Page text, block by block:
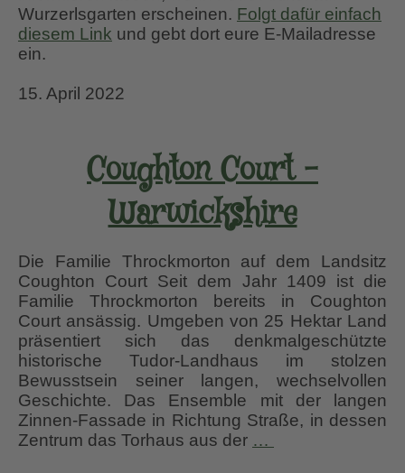
Garten-
Mythos
Wurzerlsgarten erscheinen. Folgt dafür einfach
diesem Link und gebt dort eure E-Mailadresse
ein.
15. April 2022
Coughton Court -
Warwickshire
Die Familie Throckmorton auf dem Landsitz
Coughton Court Seit dem Jahr 1409 ist die
Familie Throckmorton bereits in Coughton
Court ansässig. Umgeben von 25 Hektar Land
präsentiert sich das denkmalgeschützte
historische Tudor-Landhaus im stolzen
Bewusstsein seiner langen, wechselvollen
Geschichte. Das Ensemble mit der langen
Zinnen-Fassade in Richtung Straße, in dessen
Zentrum das Torhaus aus der …